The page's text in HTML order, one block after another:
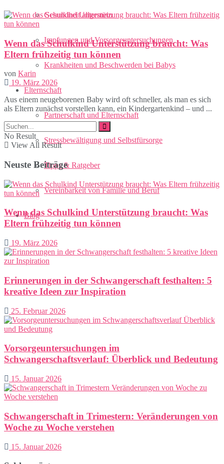
Gesundheit allgemein
Impfungen und Vorsorgeuntersuchungen
Krankheiten und Beschwerden bei Babys
Elternschaft
Partnerschaft und Elternschaft
Stressbewältigung und Selbstfürsorge
Tipps & Ratgeber
Vereinbarkeit von Familie und Beruf
Blog
Wenn das Schulkind Unterstützung braucht: Was
Eltern frühzeitig tun können
von Karin
19. März 2026
Aus einem neugeborenen Baby wird oft schneller, als man es sich
als Eltern zunächst vorstellen kann, ein Kindergartenkind – und ...
No Result
View All Result
Neuste Beiträge
Wenn das Schulkind Unterstützung braucht: Was
Eltern frühzeitig tun können
19. März 2026
Erinnerungen in der Schwangerschaft festhalten: 5
kreative Ideen zur Inspiration
25. Februar 2026
Vorsorgeuntersuchungen im
Schwangerschaftsverlauf: Überblick und Bedeutung
15. Januar 2026
Schwangerschaft in Trimestern: Veränderungen von
Woche zu Woche verstehen
15. Januar 2026